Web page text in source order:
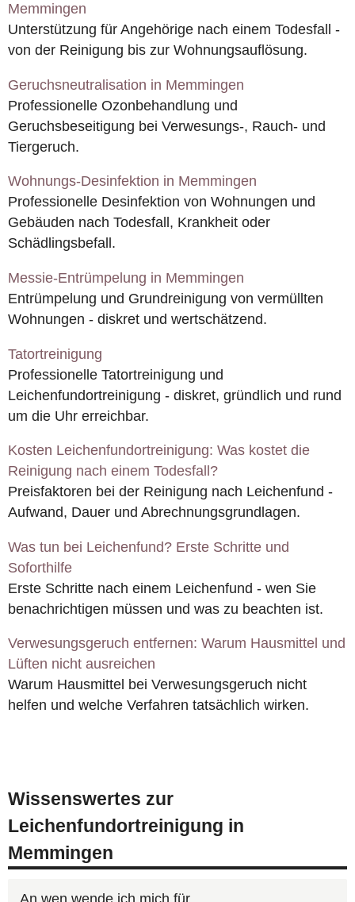
Memmingen
Unterstützung für Angehörige nach einem Todesfall -
von der Reinigung bis zur Wohnungsauflösung.
Geruchsneutralisation in Memmingen
Professionelle Ozonbehandlung und
Geruchsbeseitigung bei Verwesungs-, Rauch- und
Tiergeruch.
Wohnungs-Desinfektion in Memmingen
Professionelle Desinfektion von Wohnungen und
Gebäuden nach Todesfall, Krankheit oder
Schädlingsbefall.
Messie-Entrümpelung in Memmingen
Entrümpelung und Grundreinigung von vermüllten
Wohnungen - diskret und wertschätzend.
Tatortreinigung
Professionelle Tatortreinigung und
Leichenfundortreinigung - diskret, gründlich und rund
um die Uhr erreichbar.
Kosten Leichenfundortreinigung: Was kostet die
Reinigung nach einem Todesfall?
Preisfaktoren bei der Reinigung nach Leichenfund -
Aufwand, Dauer und Abrechnungsgrundlagen.
Was tun bei Leichenfund? Erste Schritte und
Soforthilfe
Erste Schritte nach einem Leichenfund - wen Sie
benachrichtigen müssen und was zu beachten ist.
Verwesungsgeruch entfernen: Warum Hausmittel und
Lüften nicht ausreichen
Warum Hausmittel bei Verwesungsgeruch nicht
helfen und welche Verfahren tatsächlich wirken.
Wissenswertes zur
Leichenfundortreinigung in
Memmingen
An wen wende ich mich für